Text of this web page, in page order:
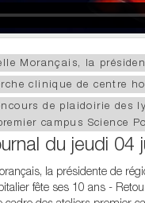
Morançais, la
clinique de centre
de plaidoirie des
campus Science Po
du jeudi 04
la présidente de
fête ses 10 ans -